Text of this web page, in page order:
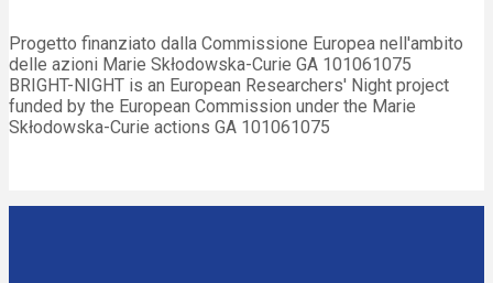
Progetto finanziato dalla Commissione Europea nell'ambito
delle azioni Marie Skłodowska-Curie GA 101061075
BRIGHT-NIGHT is an European Researchers' Night project
funded by the European Commission under the Marie
Skłodowska-Curie actions GA 101061075